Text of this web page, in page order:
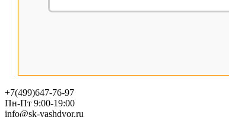
+7(499)647-76-97
Пн-Пт 9:00-19:00
info@sk-vashdvor.ru